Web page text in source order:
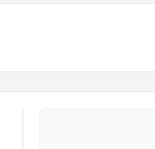
Uzm. Dr. Elona Tula